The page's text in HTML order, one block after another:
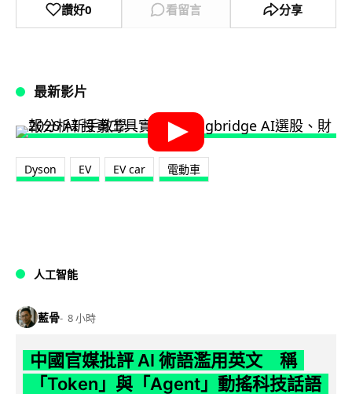
讚好0 看留言 分享
最新影片
Dyson EV EV car 電動車
人工智能
藍骨 8 小時
中國官媒批評 AI 術語濫用英文 稱
「Token」與「Agent」動搖科技話語